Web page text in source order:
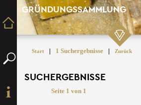
GRÜNDUNGSSAMMLUNG
Start | 1 Suchergebnisse | Zurück
SUCHERGEBNISSE
Seite 1 von 1